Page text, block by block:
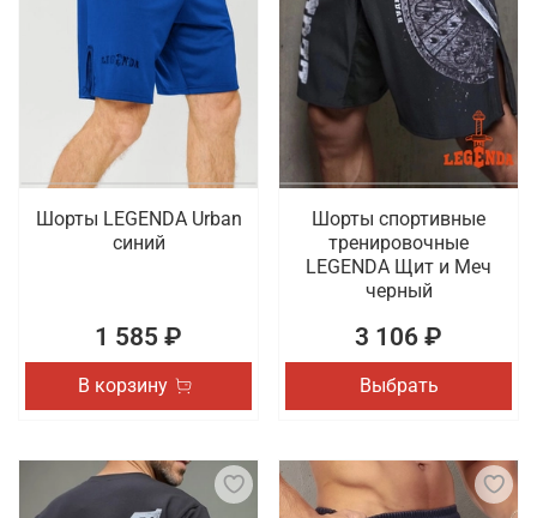
Шорты LEGENDA Urban
синий
1 585 ₽
В корзину
Шорты спортивные
тренировочные
LEGENDA Щит и Меч
черный
3 106 ₽
Выбрать